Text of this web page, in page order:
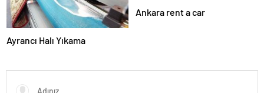
Ayrancı Halı Yıkama
Ankara rent a car